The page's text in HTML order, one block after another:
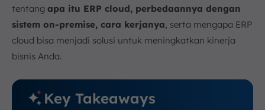
tentang apa itu ERP cloud, perbedaannya dengan
sistem on-premise, cara kerjanya, serta mengapa ERP
cloud bisa menjadi solusi untuk meningkatkan kinerja
bisnis Anda.
Key Takeaways